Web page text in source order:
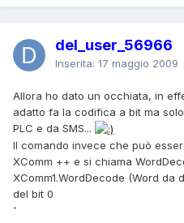
del_user_56966
Inserita: 17 maggio 2009
Allora ho dato un occhiata, in
adatto fa la codifica a bit ma
PLC e da SMS...
Il comando invece che può
XComm ++ e si chiama
XComm1.WordDecode (Word
del bit 0
'